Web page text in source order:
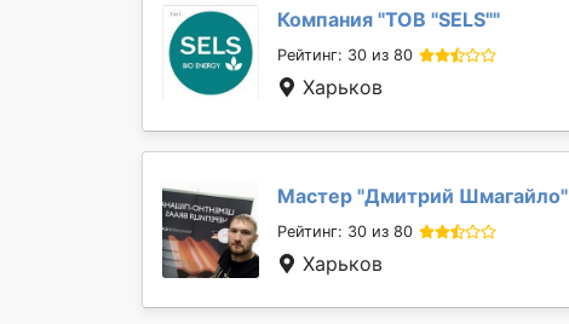
Компания "ТОВ "SELS""
Рейтинг: 30 из 80
Харьков
Мастер "Дмитрий Шмагайло"
Рейтинг: 30 из 80
Харьков